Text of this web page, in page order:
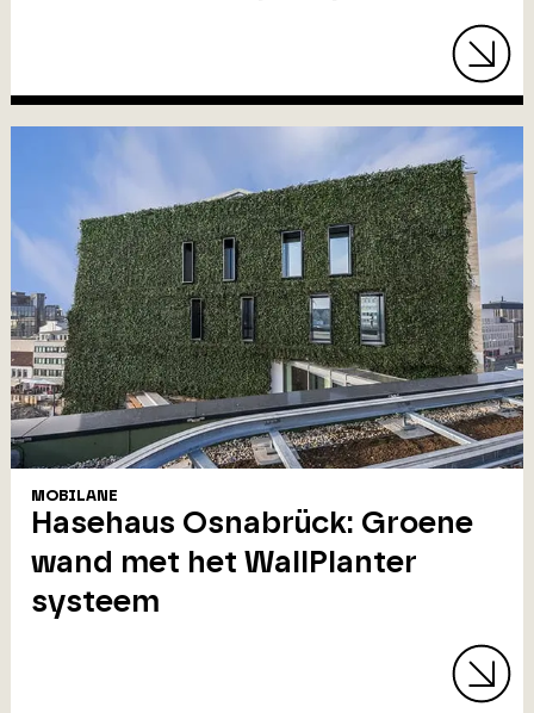
MOBILANE
Hasehaus Osnabrück: Groene
wand met het WallPlanter
systeem